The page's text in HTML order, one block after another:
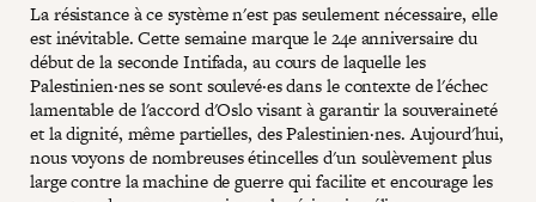
La résistance à ce système n'est pas seulement nécessaire, elle
est inévitable. Cette semaine marque le 24e anniversaire du
début de la seconde Intifada, au cours de laquelle les
Palestinien·nes se sont soulevé·es dans le contexte de l'échec
lamentable de l'accord d'Oslo visant à garantir la souveraineté
et la dignité, même partielles, des Palestinien·nes. Aujourd'hui,
nous voyons de nombreuses étincelles d'un soulèvement plus
large contre la machine de guerre qui facilite et encourage les